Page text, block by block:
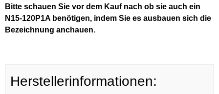
Bitte schauen Sie vor dem Kauf nach ob sie auch ein
N15-120P1A benötigen, indem Sie es ausbauen sich die
Bezeichnung anchauen.
Herstellerinformationen: